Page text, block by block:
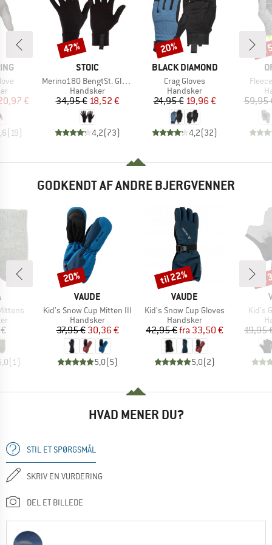
pris
€
(19)
MÆRKE
STOIC
Artikel
Merino180 BengtSt. Glove
Produktgruppe
Handsker
Pris
34,95 €Nedsat pris
18,52 €
4,2(73)
Rabat
47%
MÆRKE
BLACK DIAMOND
Artikel
Crag Gloves
Produktgruppe
Handsker
Pris
24,95 €Nedsat pris
19,96 €
4,2(32)
Rabat
20%
Artikel
59,95
GODKENDT AF ANDRE BJERGVENNER
(1)
MÆRKE
VAUDE
Artikel
Kid's Snow Cup Mitten III
Produktgruppe
Handsker
Pris
37,95 € Nedsat pris
30,36 €
5,0(5)
Rabat
20%
MÆRKE
VAUDE
Artikel
Kid's Snow Cup Gloves
Produktgruppe
Handsker
Pris
42,95 € Nedsat pris
fra 33,50 €
5,0(2)
Rabat
til 22%
Artikel
Kid's
19,95
HVAD MENER DU?
STIL ET SPØRGSMÅL
SKRIV EN VURDERING
DEL ET BILLEDE